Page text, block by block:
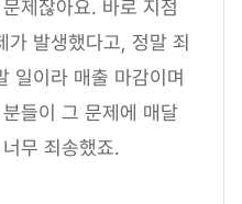
제잖아요. 바로 지점
가 발생했다고, 정말 죄
일이라 매출 마감이며
들이 그 문제에 매달
무 죄송했죠.